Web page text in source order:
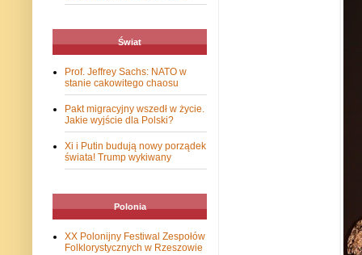
Świat
Prof. Jeffrey Sachs: NATO w
stanie cakowitego chaosu
Pakt migracyjny wszedł w życie.
Jakie wyjście dla Polski?
Xi i Putin budują nowy porządek
świata! Trump wykiwany
Polonia
XX Polonijny Festiwal Zespołów
Folklorystycznych w Rzeszowie